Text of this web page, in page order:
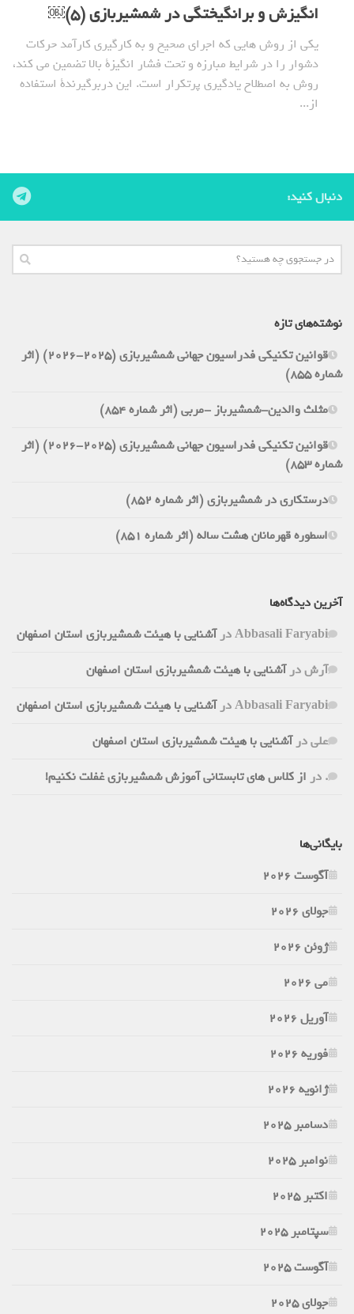
انگیزش و برانگیختگی در شمشیربازی (5)￼
یکی از روش هایی که اجرای صحیح و به کارگیری کارآمد حرکات
دشوار را در شرایط مبارزه و تحت فشار انگیزة بالا تضمین می کند،
روش به اصطلاح یادگیری پرتکرار است. این دربرگیرندة استفاده
از...
دنبال کنید:
نوشته‌های تازه
قوانین تکنیکی فدراسیون جهانی شمشیربازی (2025-2026) (اثر
شماره 855)
مثلث والدین-شمشیرباز -مربی (اثر شماره 854)
قوانین تکنیکی فدراسیون جهانی شمشیربازی (2025-2026) (اثر
شماره 853)
درستکاری در شمشیربازی (اثر شماره 852)
اسطوره قهرمانان هشت ساله (اثر شماره 851)
آخرین دیدگاه‌ها
Abbasali Faryabiدرآشنایی با هیئت شمشیربازی استان اصفهان
آرشدرآشنایی با هیئت شمشیربازی استان اصفهان
Abbasali Faryabiدرآشنایی با هیئت شمشیربازی استان اصفهان
علیدرآشنایی با هیئت شمشیربازی استان اصفهان
.دراز کلاس های تابستانی آموزش شمشیربازی غفلت نکنیم!
بایگانی‌ها
آگوست 2026
جولای 2026
ژوئن 2026
می 2026
آوریل 2026
فوریه 2026
ژانویه 2026
دسامبر 2025
نوامبر 2025
اکتبر 2025
سپتامبر 2025
آگوست 2025
جولای 2025